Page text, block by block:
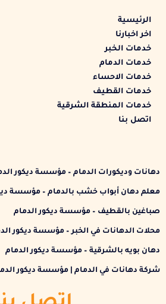
الرئيسية
اخر اخبارنا
خدمات الخبر
خدمات الدمام
خدمات الاحساء
خدمات القطيف
خدمات المنطقة الشرقية
اتصل بنا
دهانات وديكورات الدمام – مؤسسة ديكور
معلم دهان أبواب خشب بالدمام – مؤسسة
صباغين بالقطيف – مؤسسة ديكور الدمام
محلات الدهانات في الخبر – مؤسسة ديكور
دهان بويه بالشرقية – مؤسسة ديكور الدمام
شركة دهانات في الدمام | مؤسسة ديكور